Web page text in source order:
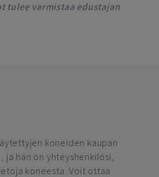
tulee varmistaa edustajan
koneiden kaupan
ja hän on yhteyshenkilösi,
koneesta. Voit ottaa